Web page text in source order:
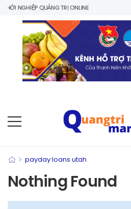
NGHIỆP QUẢNG TRỊ ONLINE
> payday loans utah
Nothing Found